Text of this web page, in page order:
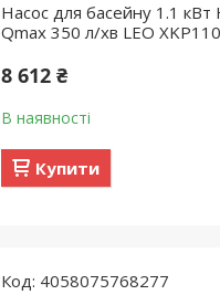
Насос для басейну 1.1 кВт
Qmax 350 л/хв LEO
8 612 ₴
В наявності
Купити
4058075768277